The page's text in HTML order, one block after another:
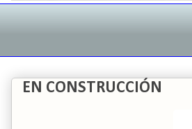
EN CONSTRUCCIÓN